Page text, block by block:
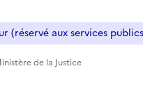
(réservé aux services
de la Justice